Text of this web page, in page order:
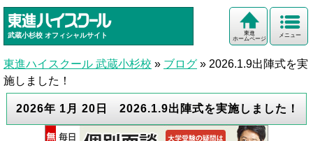
武蔵小杉校 オフィシャルサイト メニュー
東進
ホームページ
東進ハイスクール 武蔵小杉校 » ブログ » 2026.1.9出陣式を実
施しました！
2026年 1月 20日 2026.1.9出陣式を実施しました！